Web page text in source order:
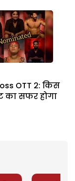
OTT 2: किस
का सफर होगा